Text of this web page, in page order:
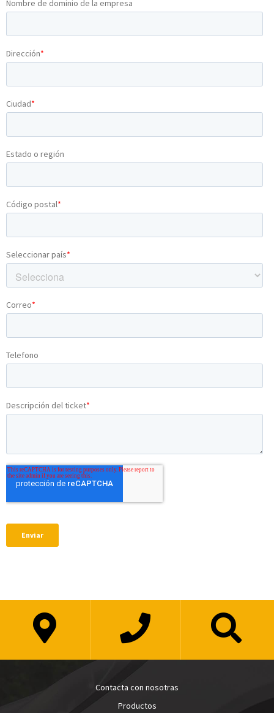
Contacta con nosotras
Productos